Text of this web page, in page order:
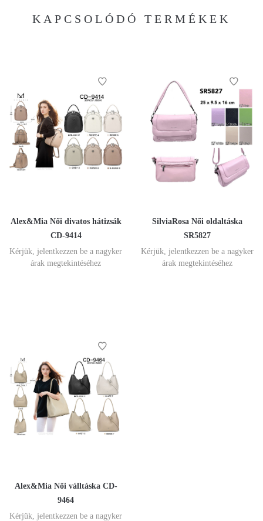
KAPCSOLÓDÓ TERMÉKEK
Alex&Mia Női divatos hátizsák
CD-9414
Kérjük, jelentkezzen be a nagyker
árak megtekintéséhez
SilviaRosa Női oldaltáska
SR5827
Kérjük, jelentkezzen be a nagyker
árak megtekintéséhez
Alex&Mia Női válltáska CD-
9464
Kérjük, jelentkezzen be a nagyker